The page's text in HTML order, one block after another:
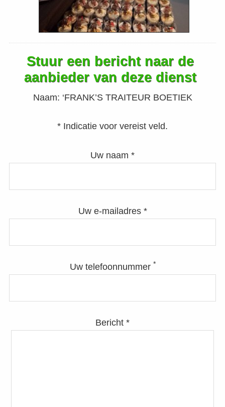
Stuur een bericht naar de
aanbieder van deze dienst
Naam: ‘FRANK’S TRAITEUR BOETIEK
* Indicatie voor vereist veld.
Uw naam *
Uw e-mailadres *
Uw telefoonnummer *
Bericht *